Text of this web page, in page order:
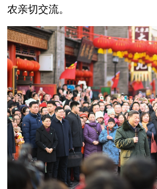
农亲切交流。